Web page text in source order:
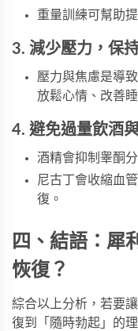
重量訓練可幫助
3. 減少壓力，保
壓力與焦慮是導
放鬆心情、改善
4. 避免過量飲酒
酒精會抑制睾酮
尼古丁會收縮血
復。
四、結語：犀
恢復？
綜合以上分析，若要讓
復到「隨時勃起」的